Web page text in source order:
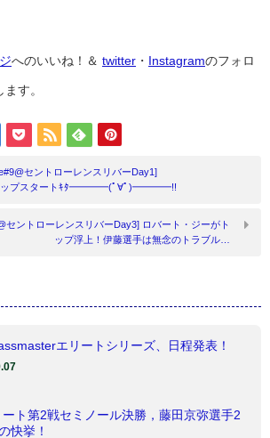
へのいいね！＆ twitter ・ Instagramのフォロ
す。
セントローレンスリバーDay1]
ップスタートｷﾀ━━━━(ﾟ∀ﾟ)━━━━!!
セントローレンスリバーDay3] ロバート・ジーがト
ップ浮上！伊藤選手は無念のトラブル…
エリートシリーズ、日程発表！
ート第2戦セミノール決勝，藤田京弥選手2
快挙！